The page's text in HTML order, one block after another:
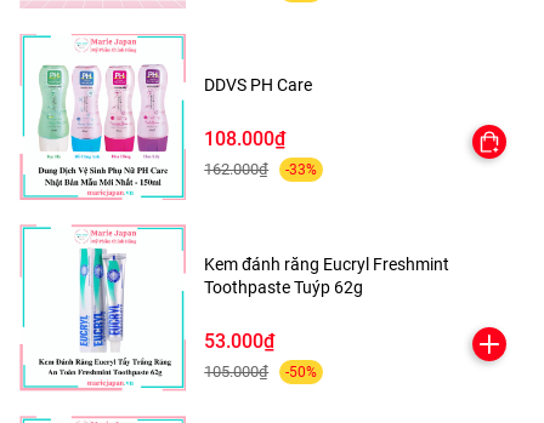
DDVS PH Care
108.000₫
162.000₫ -33%
Kem đánh răng Eucryl Freshmint
Toothpaste Tuýp 62g
53.000₫
105.000₫ -50%